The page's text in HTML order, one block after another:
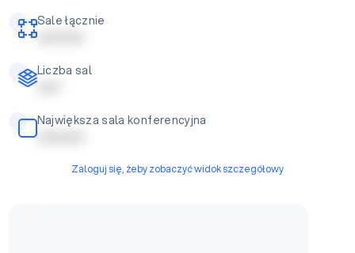
Sale łącznie
| | | | | | | | | |
Liczba sal
| | | | |
Największa sala konferencyjna
| | | | | | | | | |
Zaloguj się, żeby zobaczyć widok szczegółowy